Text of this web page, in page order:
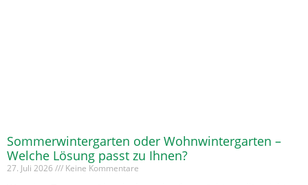
Sommerwintergarten oder Wohnwintergarten –
Welche Lösung passt zu Ihnen?
27. Juli 2026 Keine Kommentare